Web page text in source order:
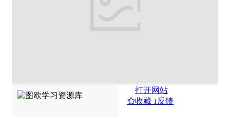
打开网站
收藏 1 反馈